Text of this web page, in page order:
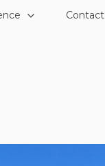
Contact